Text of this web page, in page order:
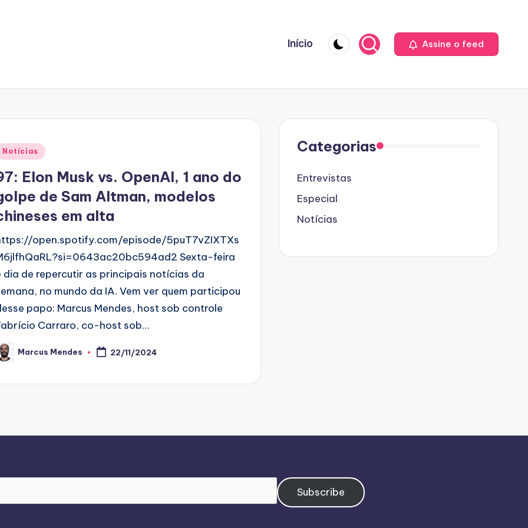
Início Assine o feed
Notícias
Elon Musk vs. OpenAI, 1 ano do
de Sam Altman, modelos
em alta
open.spotify.com/episode/5puT7vZIXTXs
Sexta-feira
dia de repercutir as principais notícias da
no mundo da IA. Vem ver quem participou
papo: Marcus Mendes, host sob controle
Carraro, co-host sob…
Marcus Mendes 22/11/2024
Categorias
Entrevistas
Especial
Notícias
Subscribe